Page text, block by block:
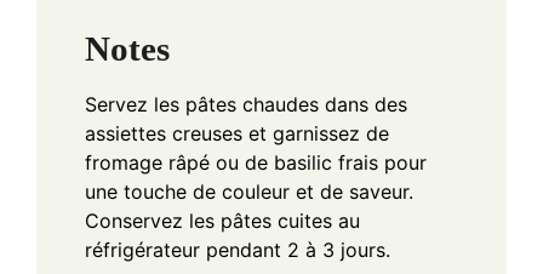
Notes
Servez les pâtes chaudes dans des
assiettes creuses et garnissez de
fromage râpé ou de basilic frais pour
une touche de couleur et de saveur.
Conservez les pâtes cuites au
réfrigérateur pendant 2 à 3 jours.